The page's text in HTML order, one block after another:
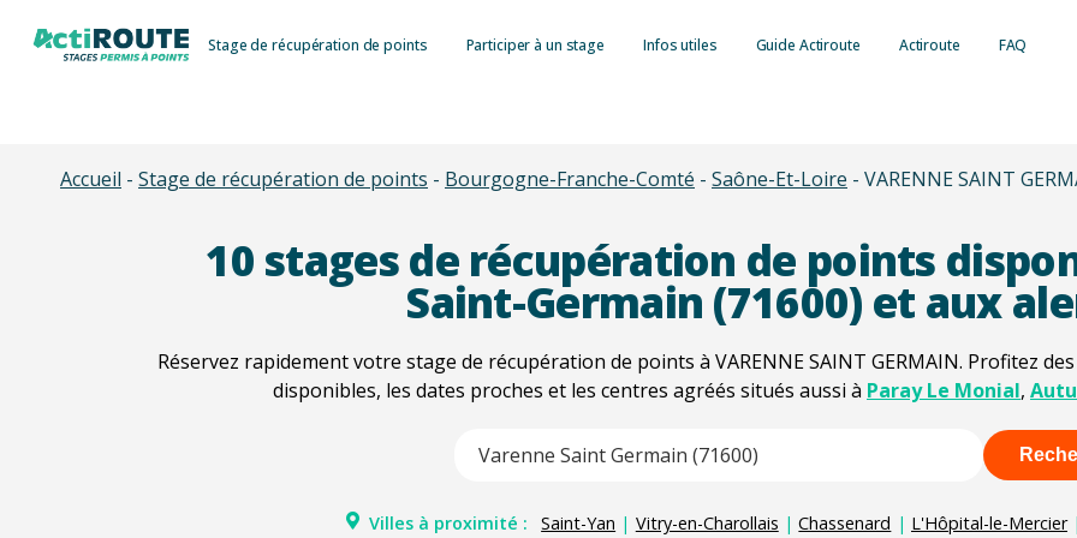
Stage de récupération de points Participer à un stage Infos utiles
Récupération
Suspension du
Invalidation du
Retrait du
Lettre 48SI :
Autres types
Tout savoir sur
Barème des
Contraventions
Délits routiers :
Payer une
Formation
Formation
Formation éco-
Administrative
Guide Actiroute Actiroute FAQ
Accueil - Stage de récupération de points - Bourgogne-Franche-Comté - Saône-Et-Loire - VARENNE SAINT
10 stages de récupération de points
Saint-Germain (71600) et aux
Réservez rapidement votre stage de récupération de points à VARENNE SAINT GERMAIN. Profitez
disponibles, les dates proches et les centres agréés situés aussi à Paray Le Monial,
Villes à proximité : Saint-Yan | Vitry-en-Charollais | Chassenard | L'Hôpital-le-Mercier |